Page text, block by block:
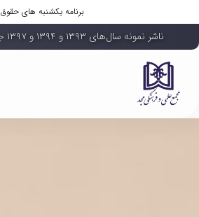
برنامه یکشنبه های حقوق
ناشر نمونه سال‌های ۱۳۹۳ و ۱۳۹۴ و ۱۳۹۷ جمهوری اسلامی ایران